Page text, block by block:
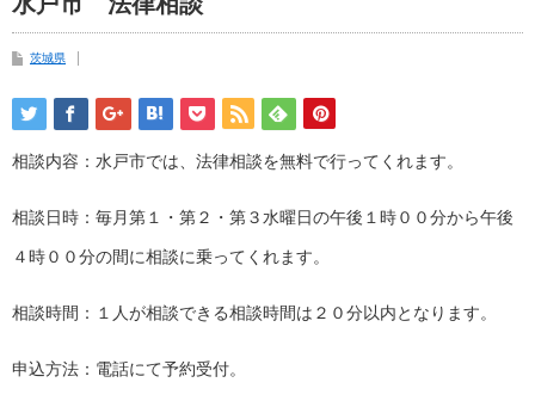
茨城県
相談内容：水戸市では、法律相談を無料で行ってくれます。
相談日時：毎月第１・第２・第３水曜日の午後１時００分から午後
４時００分の間に相談に乗ってくれます。
相談時間：１人が相談できる相談時間は２０分以内となります。
申込方法：電話にて予約受付。